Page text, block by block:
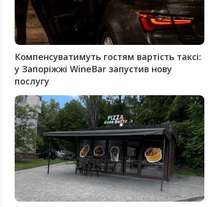
Компенсуватимуть гостям вартість таксі:
у Запоріжжі WineBar запустив нову
послугу